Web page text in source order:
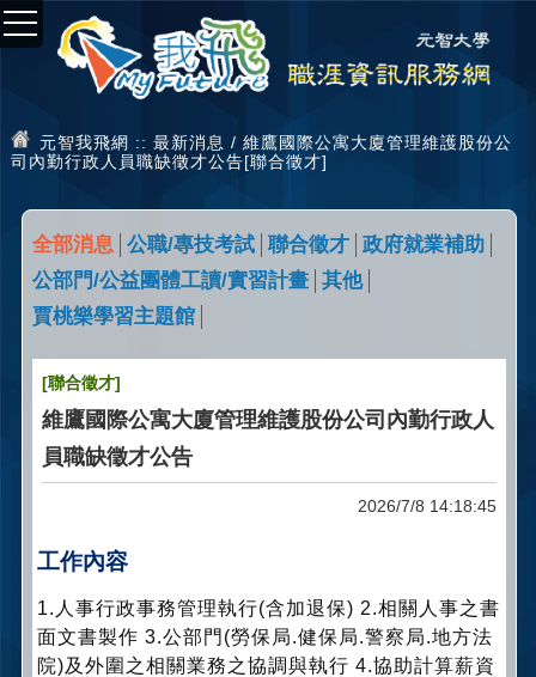
元智我飛網 :: 最新消息 / 維鷹國際公寓大廈管理維護股份公
司內勤行政人員職缺徵才公告[聯合徵才]
全部消息 公職/專技考試 聯合徵才 政府就業補助
公部門/公益團體工讀/實習計畫 其他
賈桃樂學習主題館
[聯合徵才]
維鷹國際公寓大廈管理維護股份公司內勤行政人
員職缺徵才公告
2026/7/8 14:18:45
工作內容
1.人事行政事務管理執行(含加退保) 2.相關人事之書
面文書製作 3.公部門(勞保局.健保局.警察局.地方法
院)及外圍之相關業務之協調與執行 4.協助計算薪資